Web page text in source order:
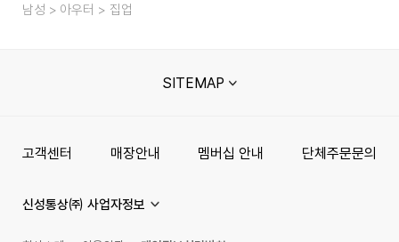
남성 아우터 집업
SITEMAP
고객센터 매장안내 멤버십 안내 단체주문문의
신성통상㈜ 사업자정보